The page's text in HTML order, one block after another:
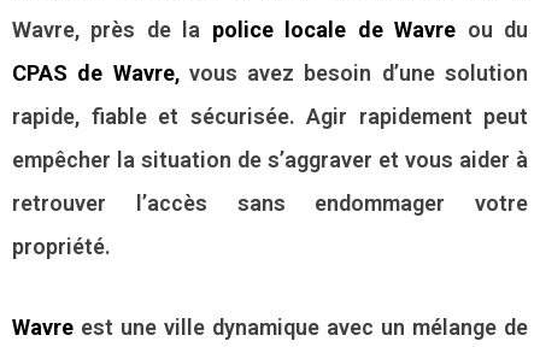
Wavre, près de la police locale de Wavre ou du
CPAS de Wavre,vous avez besoin d’une solution
rapide, fiable et sécurisée. Agir rapidement peut
empêcher la situation de s’aggraver et vous aider à
retrouver l’accès sans endommager votre
propriété.
Wavre est une ville dynamique avec un mélange de